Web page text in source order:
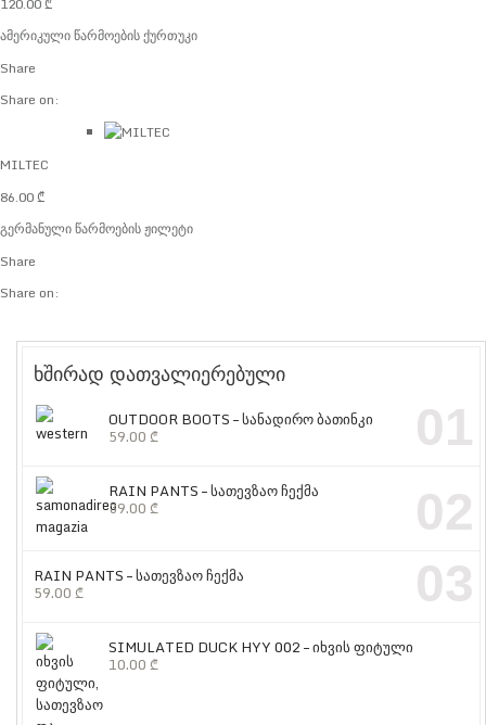
ამერიკული წარმოების ქურთუკი
Share
Share on:
MILTEC
86.00₾
გერმანული წარმოების ჟილეტი
Share
Share on:
ხშირად დათვალიერებული
OUTDOOR BOOTS – სანადირო ბათინკი
59.00₾ 01
RAIN PANTS – სათევზაო ჩექმა
39.00₾ 02
RAIN PANTS – სათევზაო ჩექმა
59.00₾ 03
SIMULATED DUCK HYY 002 – იხვის ფიტული
10.00₾